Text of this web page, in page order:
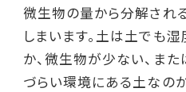
微生物の量から分解され
しまいます。土は土でも
か、微生物が少ない、ま
づらい環境にある土なの